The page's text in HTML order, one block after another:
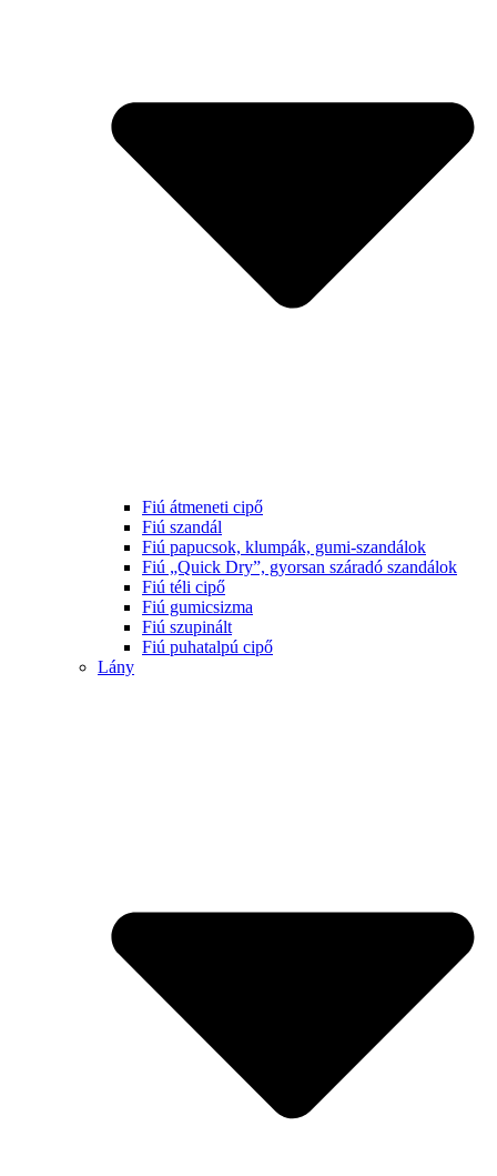
Fiú átmeneti cipő
Fiú szandál
Fiú papucsok, klumpák, gumi-szandálok
Fiú „Quick Dry”, gyorsan száradó szandálok
Fiú téli cipő
Fiú gumicsizma
Fiú szupinált
Fiú puhatalpú cipő
Lány